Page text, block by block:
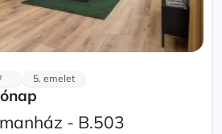
5. emelet
- B.503